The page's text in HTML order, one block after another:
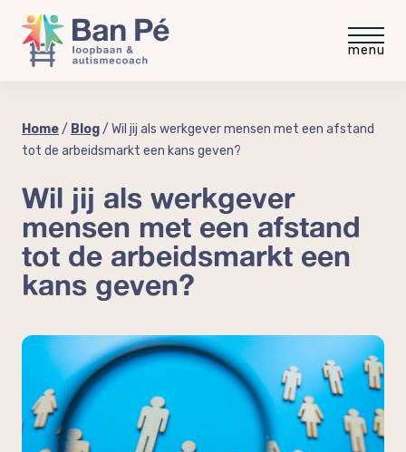
Gratis video
“meer rust minder stress”
Autisme en neurodiversiteit
Welke baan past bij mij?
Gratis werkgevergids
Autisme op de werkvloer
Coaching voor medewerkers
Praktische workshop neurodiversiteit
op de werkvloer
Blog
Ervaringen
Over Ban Pé
Over mij
Neem vrijblijvend contact op!
Home/ Blog/ Wil jij als werkgever mensen met een afstand
tot de arbeidsmarkt een kans geven?
Wil jij als werkgever
mensen met een afstand
tot de arbeidsmarkt een
kans geven?